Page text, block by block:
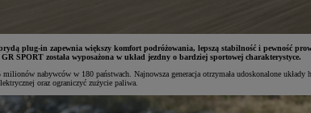
plug-in zapewnia większy komfort podróżowania, lepszą stabilność i pewność
SPORT została wyposażona w układ jezdny o bardziej sportowej charakterystyce.
nabywców w 180 państwach. Najnowsza generacja otrzymała udoskonalone
oraz ograniczyć zużycie paliwa.